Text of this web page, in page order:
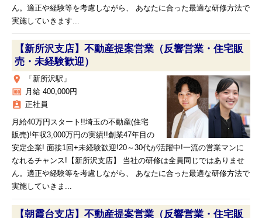
ん。適正や経験等を考慮しながら、 あなたに合った最適な研修方法で
実施していきます...
【新所沢支店】不動産提案営業（反響営業・住宅販
売・未経験歓迎）
place 「新所沢駅」
money 月給 400,000円
assignment_ind 正社員
月給40万円スタート!!埼玉の不動産(住宅
販売)!年収3,000万円の実績!!創業47年目の
安定企業! 面接1回+未経験歓迎!20～30代が活躍中!一流の営業マンに
なれるチャンス!【新所沢支店】 当社の研修は全員同じではありませ
ん。適正や経験等を考慮しながら、 あなたに合った最適な研修方法で
実施していきま...
【朝霞台支店】不動産提案営業（反響営業・住宅販